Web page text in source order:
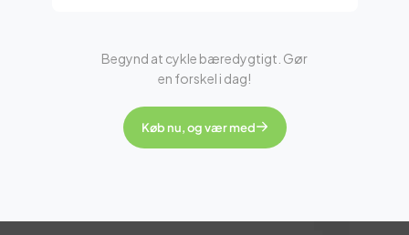
Begynd at cykle bæredygtigt. Gør
en forskel i dag!
Køb nu, og vær med